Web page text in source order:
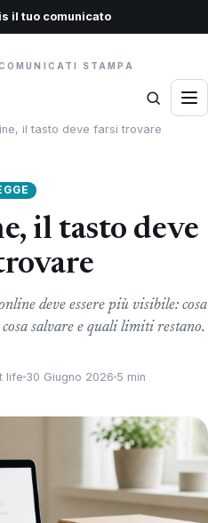
il tuo comunicato
STAMPA
il tasto deve farsi trovare
il tasto deve
deve essere più visibile: cosa
salvare e quali limiti restano.
life 30 Giugno 2026 5 min